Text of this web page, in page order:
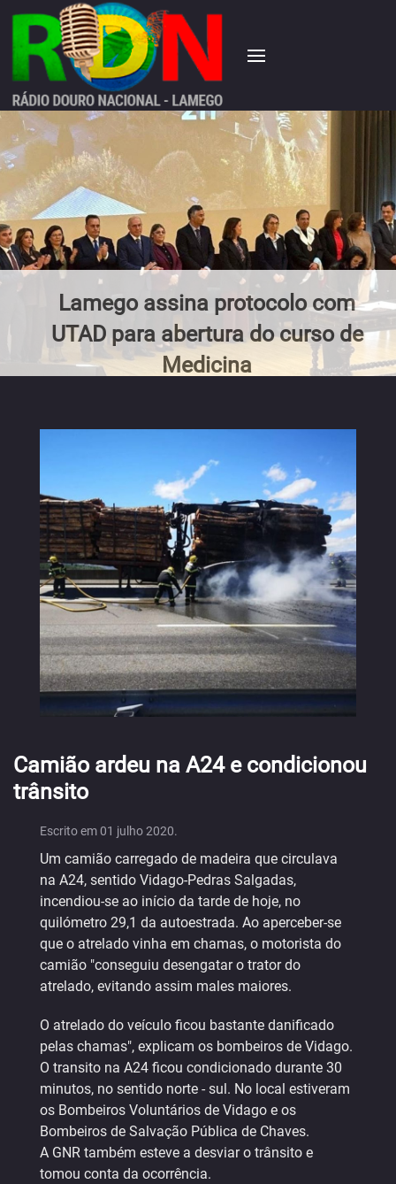
Lamego assina protocolo com
UTAD para abertura do curso de
Medicina
Camião ardeu na A24 e condicionou
trânsito
Escrito em01 julho 2020.
Um camião carregado de madeira que circulava
na A24, sentido Vidago-Pedras Salgadas,
incendiou-se ao início da tarde de hoje, no
quilómetro 29,1 da autoestrada. Ao aperceber-se
que o atrelado vinha em chamas, o motorista do
camião "conseguiu desengatar o trator do
atrelado, evitando assim males maiores.
O atrelado do veículo ficou bastante danificado
pelas chamas", explicam os bombeiros de Vidago.
O transito na A24 ficou condicionado durante 30
minutos, no sentido norte - sul. No local estiveram
os Bombeiros Voluntários de Vidago e os
Bombeiros de Salvação Pública de Chaves.
A GNR também esteve a desviar o trânsito e
tomou conta da ocorrência.